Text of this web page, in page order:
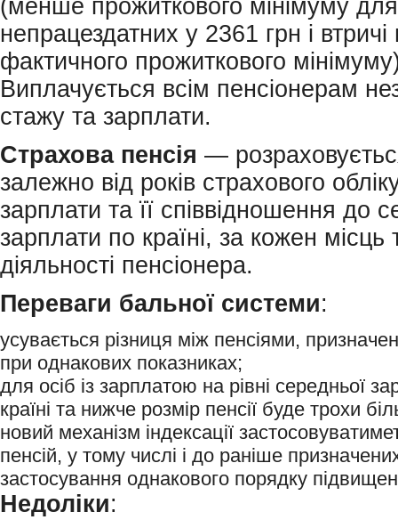
(менше прожиткового мінімуму для
непрацездатних у 2361 грн і
фактичного прожиткового
Виплачується всім пенсіонерам
стажу та зарплати.
Страховапенсія —
залежно від років страхового
зарплати та її співвідношення до
зарплати по країні, за кожен місць
діяльності пенсіонера.
Переваги бальної системи:
усувається різниця між пенсіями,
при однакових показниках;
для осіб із зарплатою на рівні середньої
країні та нижче розмір пенсії буде трохи
новий механізм індексації
пенсій, у тому числі і до раніше
застосування однакового порядку
Недоліки: